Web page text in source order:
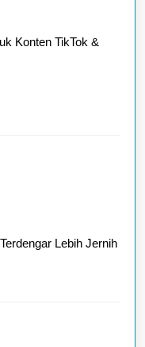
Konten TikTok &
Lebih Jernih